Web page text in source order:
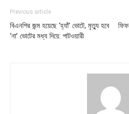
Previous article
বিএনপির জন্ম হয়েছে ‘হ্যাঁ’ ভোটে, মৃত্যু হবে
‘না’ ভোটের মধ্য দিয়ে: পাটওয়ারী